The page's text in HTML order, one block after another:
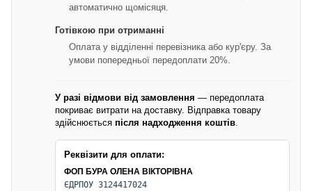
автоматично щомісяця.
Готівкою при отриманні
Оплата у відділенні перевізника або кур'єру. За
умови попередньої передоплати 20%.
У разі відмови від замовлення — передоплата
покриває витрати на доставку. Відправка товару
здійснюється після надходження коштів
Реквізити для оплати:
ФОП БУРА ОЛЕНА ВІКТОРІВНА
ЄДРПОУ 3124417024